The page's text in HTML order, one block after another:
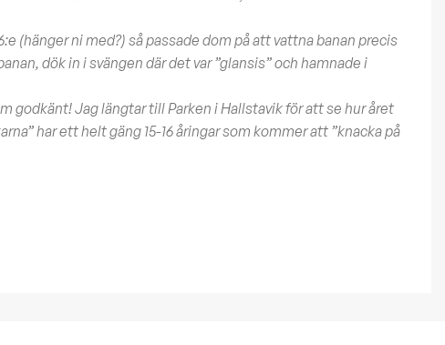
(hänger ni med?) så passade dom på att vattna banan precis
dök in i svängen där det var ”glansis” och hamnade i
godkänt! Jag längtar till Parken i Hallstavik för att se hur året
har ett helt gäng 15-16 åringar som kommer att ”knacka på